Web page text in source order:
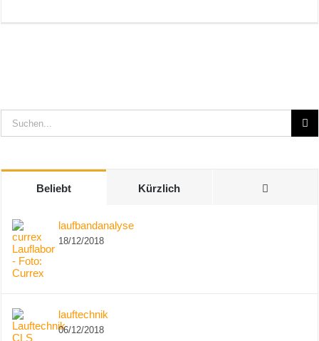
Suche
nach:
Beliebt Kürzlich
laufbandanalyse
18/12/2018
lauftechnik
06/12/2018